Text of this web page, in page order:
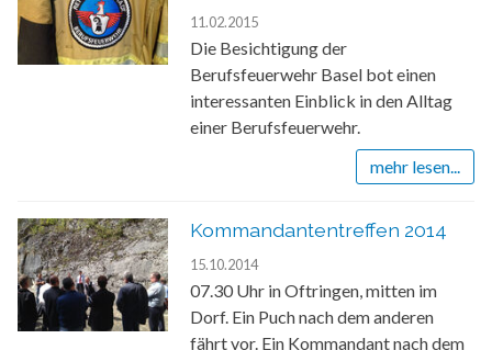
11.02.2015
Die Besichtigung der
Berufsfeuerwehr Basel bot einen
interessanten Einblick in den Alltag
einer Berufsfeuerwehr.
mehr lesen...
Kommandantentreffen 2014
15.10.2014
07.30 Uhr in Oftringen, mitten im
Dorf. Ein Puch nach dem anderen
fährt vor. Ein Kommandant nach dem